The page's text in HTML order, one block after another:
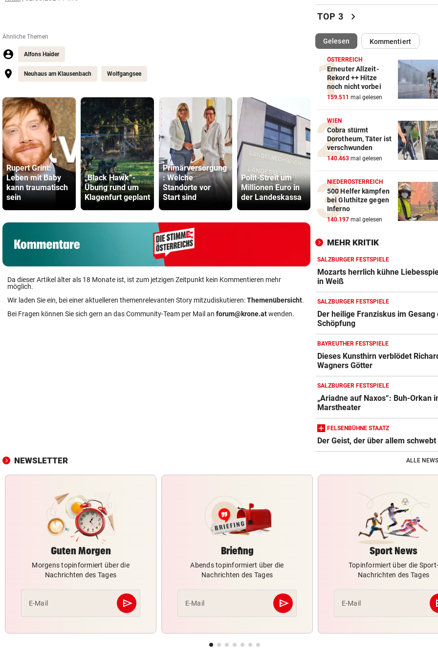
Ähnliche Themen
Alfons Haider
Neuhaus am Klausenbach Wolfgangsee
Rupert Grint:
Leben mit Baby
kann traumatisch
sein
„Black Hawk“-
Übung rund um
Klagenfurt geplant
Primärversorgung
: Welche
Standorte vor
Start sind
Polit-Streit um
Millionen Euro in
der Landeskassa
muss für zwei
Jahre ins
Gefängnis
Mütter-
gegen
Da dieser Artikel älter als 18 Monate ist, ist zum jetzigen Zeitpunkt kein Kommentieren mehr
möglich.
Wir laden Sie ein, bei einer aktuelleren themenrelevanten Story mitzudiskutieren:Themenübersicht.
Bei Fragen können Sie sich gern an das Community-Team per Mail an forum@krone.atwenden.
Rapids System? „Lassen den
Jungs alle Freiheiten!“
SZENE SETZT SICH FEST
Drogenhandel explodiert im
Wiener Bezirk Mariahilf
KEIN ANTI-IRAN-PAKT vor
Diese drei Länder schlossen
Militär-Bündnis
TOUR DE FRANCE – DAMEN vor
Polin Niewiadoma
Mont Ventoux
BIS ZU 10.000 EURO
Diese Fehler kosten im
Vermögen
VIERER-TURNIER STARTET vor
ins CL-Playoff
PERSONALMANGEL vor
Vorarlbergs Polizei braucht
Hilfe von außen
WK-LEITER RAUSGEWORFEN vor 2
Aussagen von Thaler sorgen
Gericht für Staunen
TOP 3 chevron_right
Gelesen(ausgewählt)Kommentiert
ÖSTERREICH
Erneuter Allzeit-
Rekord ++ Hitze
noch nicht vorbei
159.511 mal gelesen
WIEN
Cobra stürmt
Dorotheum, Täter ist
verschwunden
140.463 mal gelesen
NIEDERÖSTERREICH
500 Helfer kämpfen
bei Gluthitze gegen
Inferno
140.197 mal gelesen
MEHR KRITIK
SALZBURGER FESTSPIELE
Mozarts herrlich kühne
in Weiß
SALZBURGER FESTSPIELE
Der heilige Franziskus im Gesang
Schöpfung
BAYREUTHER FESTSPIELE
Dieses Kunsthirn verblödet
Wagners Götter
SALZBURGER FESTSPIELE
„Ariadne auf Naxos“: Buh-Orkan
Marstheater
FELSENBÜHNE STAATZ
Der Geist, der über allem schwebt
NEWSLETTER ALLE
Guten Morgen
Morgens topinformiert über die
Nachrichten des Tages
E-Mail send
Abschicken
Briefing
Abends topinformiert über die
Nachrichten des Tages
E-Mail send
Abschicken
Sport News
Topinformiert über die Sport-
Nachrichten des Tages
E-Mail